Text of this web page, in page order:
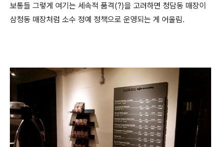
보통들 그렇게 여기는 세속적 품격(?)을 고려하면 청담동 매장이
삼청동 매장처럼 소수 정예 정책으로 운영되는 게 어울림.